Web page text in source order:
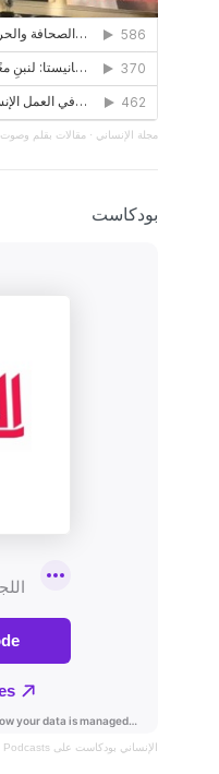
مجلة الإنساني · مقالات بقلم وصوت
بودكاست
الإنساني بودكاست على Apple Podcasts